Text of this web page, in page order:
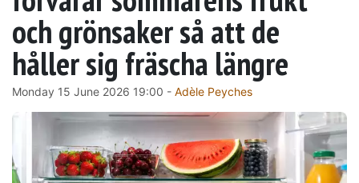
och grönsaker så att de
håller sig fräscha längre
Monday 15 June 2026 19:00 - Adèle Peyches